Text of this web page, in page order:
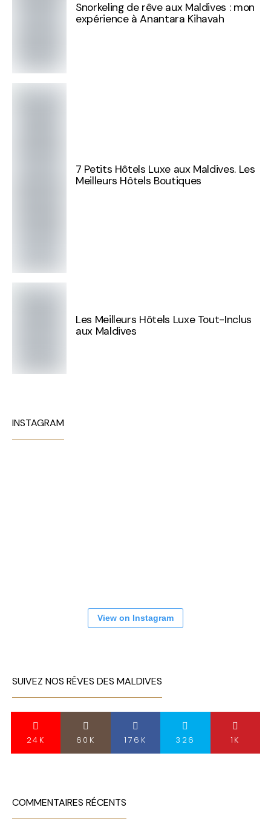
Snorkeling de rêve aux Maldives : mon
expérience à Anantara Kihavah
7 Petits Hôtels Luxe aux Maldives. Les
Meilleurs Hôtels Boutiques
Les Meilleurs Hôtels Luxe Tout-Inclus
aux Maldives
INSTAGRAM
View on Instagram
SUIVEZ NOS RÊVES DES MALDIVES
24K 60K 176K 326 1K
COMMENTAIRES RÉCENTS